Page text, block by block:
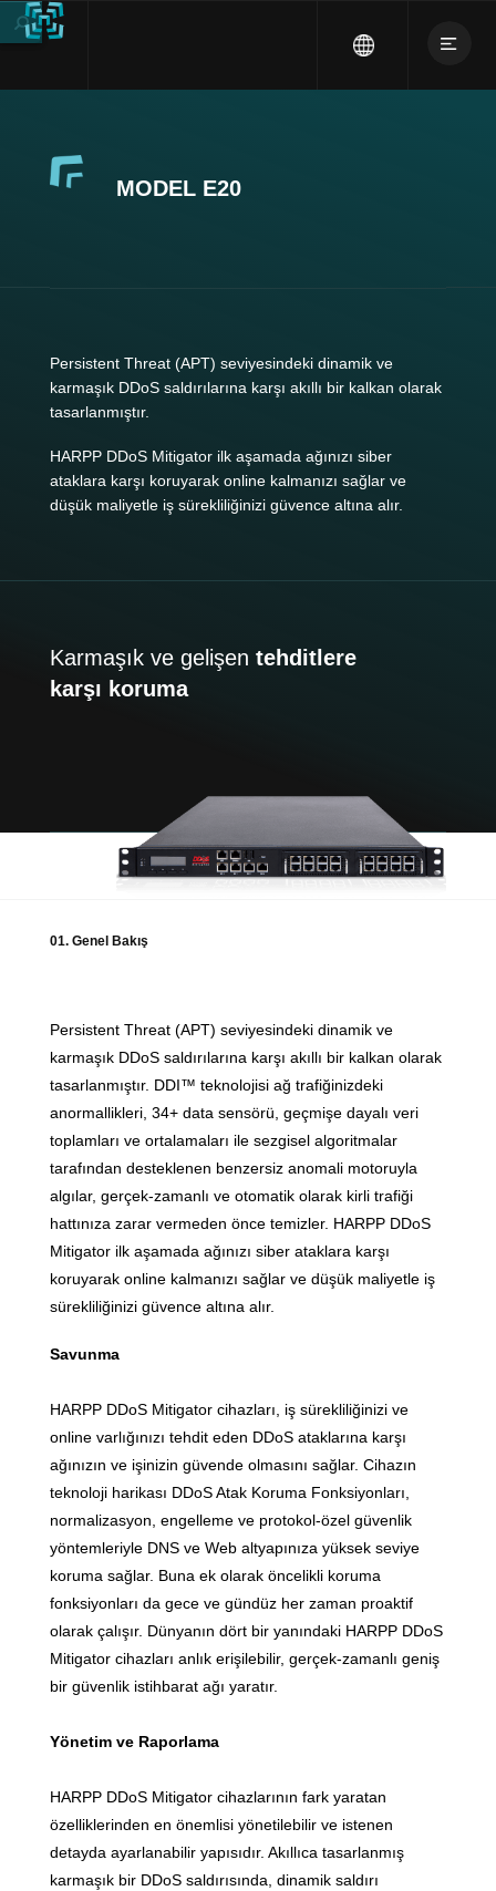
MODEL E20
Persistent Threat (APT) seviyesindeki dinamik ve
karmaşık DDoS saldırılarına karşı akıllı bir kalkan olarak
tasarlanmıştır.
HARPP DDoS Mitigator ilk aşamada ağınızı siber
ataklara karşı koruyarak online kalmanızı sağlar ve
düşük maliyetle iş sürekliliğinizi güvence altına alır.
Karmaşık ve gelişentehditlere
karşı koruma
01. Genel Bakış
Persistent Threat (APT) seviyesindeki dinamik ve
karmaşık DDoS saldırılarına karşı akıllı bir kalkan olarak
tasarlanmıştır. DDI™ teknolojisi ağ trafiğinizdeki
anormallikleri, 34+ data sensörü, geçmişe dayalı veri
toplamları ve ortalamaları ile sezgisel algoritmalar
tarafından desteklenen benzersiz anomali motoruyla
algılar, gerçek-zamanlı ve otomatik olarak kirli trafiği
hattınıza zarar vermeden önce temizler. HARPP DDoS
Mitigator ilk aşamada ağınızı siber ataklara karşı
koruyarak online kalmanızı sağlar ve düşük maliyetle iş
sürekliliğinizi güvence altına alır.
Savunma
HARPP DDoS Mitigator cihazları, iş sürekliliğinizi ve
online varlığınızı tehdit eden DDoS ataklarına karşı
ağınızın ve işinizin güvende olmasını sağlar. Cihazın
teknoloji harikası DDoS Atak Koruma Fonksiyonları,
normalizasyon, engelleme ve protokol-özel güvenlik
yöntemleriyle DNS ve Web altyapınıza yüksek seviye
koruma sağlar. Buna ek olarak öncelikli koruma
fonksiyonları da gece ve gündüz her zaman proaktif
olarak çalışır. Dünyanın dört bir yanındaki HARPP DDoS
Mitigator cihazları anlık erişilebilir, gerçek-zamanlı geniş
bir güvenlik istihbarat ağı yaratır.
Yönetim ve Raporlama
HARPP DDoS Mitigator cihazlarının fark yaratan
özelliklerinden en önemlisi yönetilebilir ve istenen
detayda ayarlanabilir yapısıdır. Akıllıca tasarlanmış
karmaşık bir DDoS saldırısında, dinamik saldırı